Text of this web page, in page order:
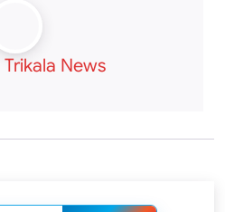
Trikala News